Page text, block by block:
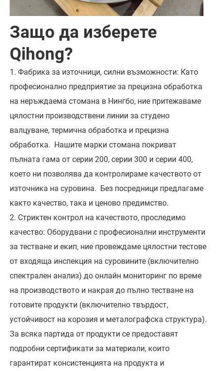
Защо да изберете
Qihong?
1. Фабрика за източници, силни възможности: Като
професионално предприятие за прецизна обработка
на неръждаема стомана в Нингбо, ние притежаваме
цялостни производствени линии за студено
валцуване, термична обработка и прецизна
обработка. Нашите марки стомана покриват
пълната гама от серии 200, серии 300 и серии 400,
което ни позволява да контролираме качеството от
източника на суровина. Без посредници предлагаме
както качество, така и ценово предимство.
2. Стриктен контрол на качеството, проследимо
качество: Оборудвани с професионални инструменти
за тестване и екип, ние провеждаме цялостни тестове
от входяща инспекция на суровините (включително
спектрален анализ) до онлайн мониторинг по време
на производството и накрая до пълно тестване на
готовите продукти (включително твърдост,
устойчивост на корозия и металографска структура).
За всяка партида от продукти се предоставят
подробни сертификати за материали, които
гарантират консистенцията на продукта и